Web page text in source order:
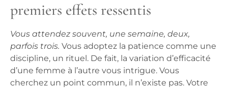
premiers effets ressentis
Vous attendez souvent, une semaine, deux,
parfois trois. Vous adoptez la patience comme une
discipline, un rituel. De fait, la variation d’efficacité
d’une femme à l’autre vous intrigue. Vous
cherchez un point commun, il n’existe pas. Votre